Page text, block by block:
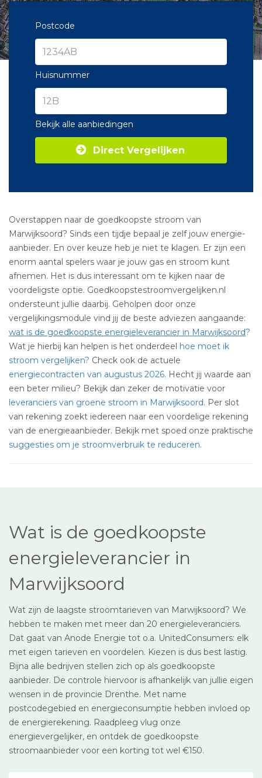
Postcode
Huisnummer
Bekijk alle aanbiedingen
Direct Vergelijken
Overstappen naar de goedkoopste stroom van
Marwijksoord? Sinds een tijdje bepaal je zelf jouw energie-
aanbieder. En over keuze heb je niet te klagen. Er zijn een
enorm aantal spelers waar je jouw gas en stroom kunt
afnemen. Het is dus interessant om te kijken naar de
voordeligste optie. Goedkoopstestroomvergelijken.nl
ondersteunt jullie daarbij. Geholpen door onze
vergelijkingsmodule vind jij de beste adviezen aangaande:
wat is de goedkoopste energieleverancier in Marwijksoord?
Wat je hierbij kan helpen is het onderdeel hoe moet ik
stroom vergelijken? Check ook de actuele
energiecontracten van augustus 2026. Hecht jij waarde aan
een beter milieu? Bekijk dan zeker de motivatie voor
leveranciers van groene stroom in Marwijksoord. Per slot
van rekening zoekt iedereen naar een voordelige rekening
van de energieaanbieder. Bekijk met spoed onze praktische
suggesties om je stroomverbruik te reduceren.
Wat is de goedkoopste
energieleverancier in
Marwijksoord
Wat zijn de laagste stroomtarieven van Marwijksoord? We
hebben te maken met meer dan 20 energieleveranciers.
Dat gaat van Anode Energie tot o.a. UnitedConsumers: elk
met eigen tarieven en voordelen. Kiezen is dus best lastig.
Bijna alle bedrijven stellen zich op als goedkoopste
aanbieder. De controle hiervoor is afhankelijk van jullie eigen
wensen in de provincie Drenthe. Met name
postcodegebied en energieconsumptie hebben invloed op
de energierekening. Raadpleeg vlug onze
energievergelijker, en ontdek de goedkoopste
stroomaanbieder voor een korting tot wel €150.